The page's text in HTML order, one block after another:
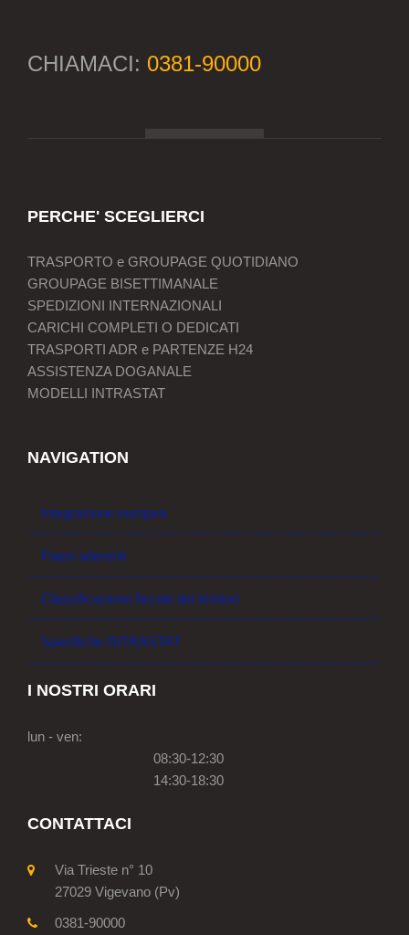
CHIAMACI: 0381-90000
PERCHE' SCEGLIERCI
TRASPORTO e GROUPAGE QUOTIDIANO
GROUPAGE BISETTIMANALE
SPEDIZIONI INTERNAZIONALI
CARICHI COMPLETI O DEDICATI
TRASPORTI ADR e PARTENZE H24
ASSISTENZA DOGANALE
MODELLI INTRASTAT
NAVIGATION
Integrazione europea
Paesi aderenti
Classificazione fiscale dei territori
Specifiche INTRASTAT
I NOSTRI ORARI
lun - ven:
08:30-12:30
14:30-18:30
CONTATTACI
Via Trieste n° 10
27029 Vigevano (Pv)
0381-90000